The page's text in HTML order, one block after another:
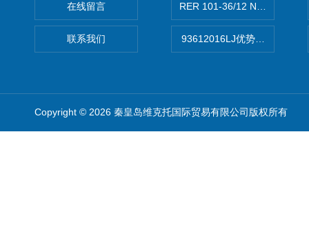
在线留言
联系我们
RER 101-36/12 NHH离心
93612016LJ优势供应美国
Copyright © 2026 秦皇岛维克托国际贸易有限公司版权所有